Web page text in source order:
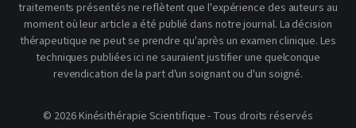
traitements présentés ne reflètent que l'expérience des auteurs au
moment où leur article a été publié dans notre journal. La décision
thérapeutique ne peut se prendre qu'après un examen clinique. Les
techniques publiées ici ne sauraient justifier une quelconque
revendication de la part d'un soignant ou d'un soigné.
© 2026 Kinésithérapie Scientifique - Tous droits réservés